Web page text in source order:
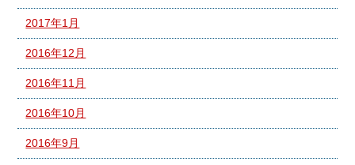
2017年1月
2016年12月
2016年11月
2016年10月
2016年9月